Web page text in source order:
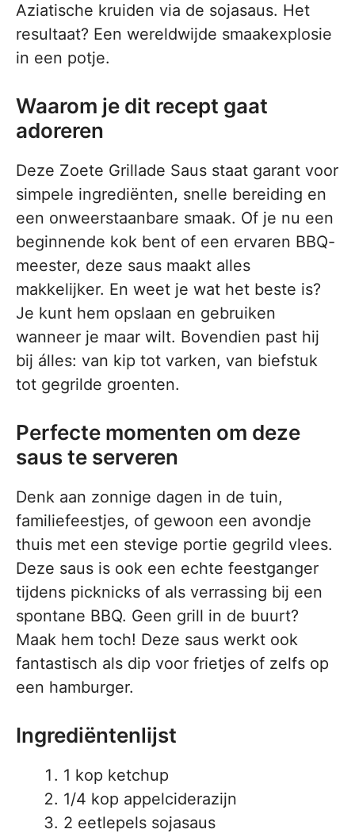
Aziatische kruiden via de sojasaus. Het
resultaat? Een wereldwijde smaakexplosie
in een potje.
Waarom je dit recept gaat
adoreren
Deze Zoete Grillade Saus staat garant voor
simpele ingrediënten, snelle bereiding en
een onweerstaanbare smaak. Of je nu een
beginnende kok bent of een ervaren BBQ-
meester, deze saus maakt alles
makkelijker. En weet je wat het beste is?
Je kunt hem opslaan en gebruiken
wanneer je maar wilt. Bovendien past hij
bij álles: van kip tot varken, van biefstuk
tot gegrilde groenten.
Perfecte momenten om deze
saus te serveren
Denk aan zonnige dagen in de tuin,
familiefeestjes, of gewoon een avondje
thuis met een stevige portie gegrild vlees.
Deze saus is ook een echte feestganger
tijdens picknicks of als verrassing bij een
spontane BBQ. Geen grill in de buurt?
Maak hem toch! Deze saus werkt ook
fantastisch als dip voor frietjes of zelfs op
een hamburger.
Ingrediëntenlijst
1 kop ketchup
1/4 kop appelciderazijn
2 eetlepels sojasaus